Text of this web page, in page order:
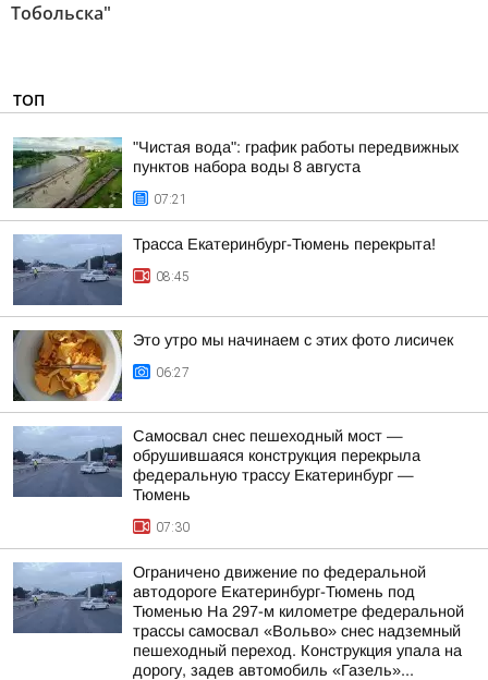
Тобольска"
ТОП
"Чистая вода": график работы передвижных
пунктов набора воды 8 августа
07:21
Трасса Екатеринбург-Тюмень перекрыта!
08:45
Это утро мы начинаем с этих фото лисичек
06:27
Самосвал снес пешеходный мост —
обрушившаяся конструкция перекрыла
федеральную трассу Екатеринбург —
Тюмень
07:30
Ограничено движение по федеральной
автодороге Екатеринбург-Тюмень под
Тюменью На 297-м километре федеральной
трассы самосвал «Вольво» снес надземный
пешеходный переход. Конструкция упала на
дорогу, задев автомобиль «Газель»...